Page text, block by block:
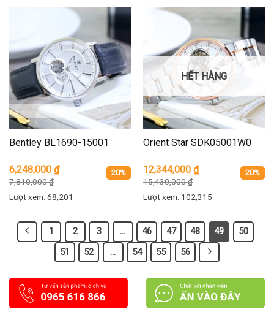
Bentley BL1690-15001
6,248,000 ₫
7,810,000₫
20%
Lượt xem: 68,201
HẾT HÀNG
Orient Star SDK05001W0
12,344,000 ₫
15,430,000₫
20%
Lượt xem: 102,315
1 2 3 … 46 47 48 49
50
51
52 … 54 55 56